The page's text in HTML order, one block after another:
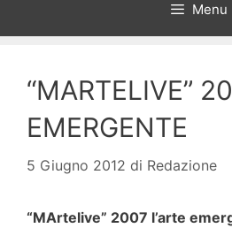
Menu
“MARTELIVE”
EMERGENTE
5 Giugno 2012 di Redazione
“MArtelive” 2007 l’arte